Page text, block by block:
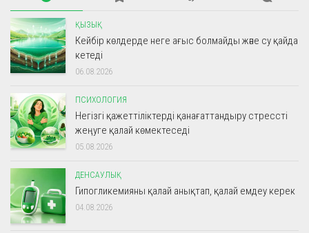
ҚЫЗЫҚ
Кейбір көлдерде неге ағыс болмайды және су қайда
кетеді
06.08.2026
ПСИХОЛОГИЯ
Негізгі қажеттіліктерді қанағаттандыру стрессті
жеңуге қалай көмектеседі
05.08.2026
ДЕНСАУЛЫҚ
Гипогликемияны қалай анықтап, қалай емдеу керек
04.08.2026